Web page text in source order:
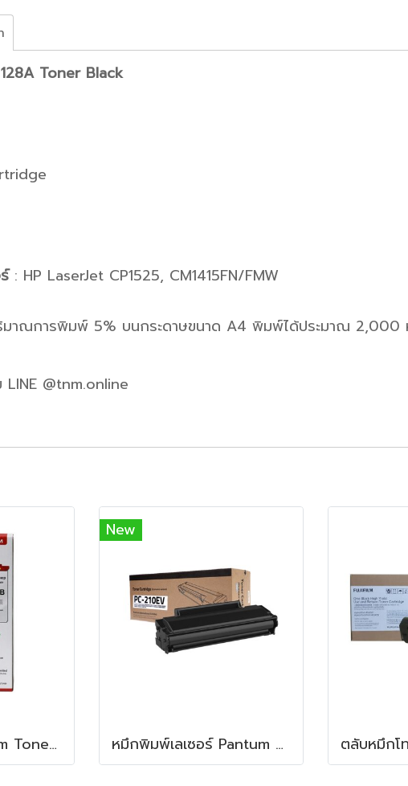
Toner Black
: HP LaserJet CP1525, CM1415FN/FMW
มาณการพิมพ์ 5% บนกระดาษขนาด A4 พิมพ์ได้ประมาณ 2,000
LINE @tnm.online
ผงหมึกเติม Pantum Toner Refill Kit for PB-211RB Black
New
หมึกพิมพ์เลเซอร์ Pantum Toner PC-210EV Black